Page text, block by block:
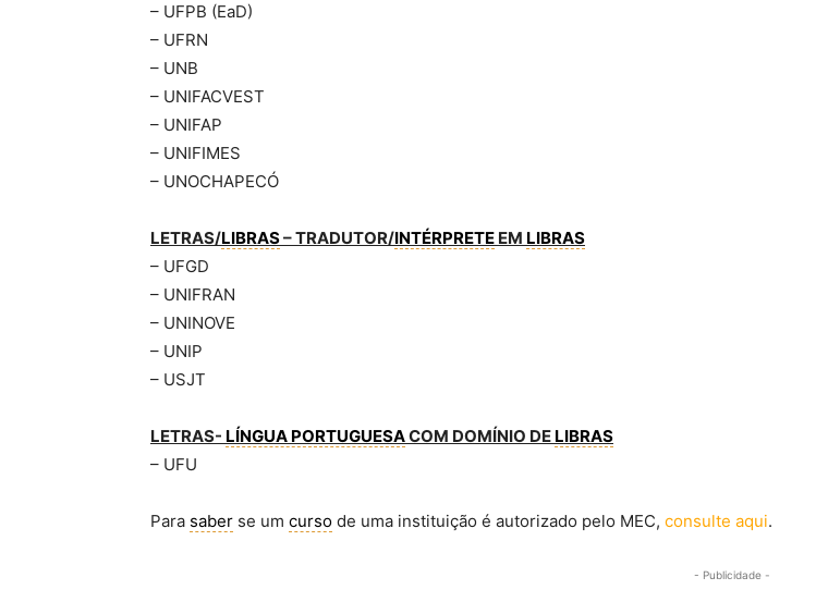
– UFPB (EaD)
– UFRN
– UNB
– UNIFACVEST
– UNIFAP
– UNIFIMES
– UNOCHAPECÓ
LETRAS/LIBRAS– TRADUTOR/INTÉRPRETE EM LIBRAS
– UFGD
– UNIFRAN
– UNINOVE
– UNIP
– USJT
LETRAS- LÍNGUA PORTUGUESACOM DOMÍNIO DE LIBRAS
– UFU
Para saber se um curso de uma instituição é autorizado pelo MEC, consulte aqui.
- Publicidade -